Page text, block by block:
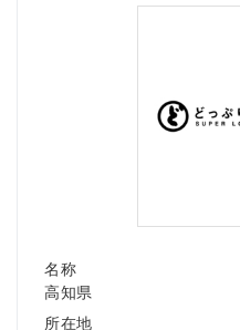
名称
高知県
所在地